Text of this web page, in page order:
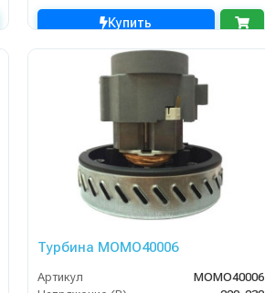
Купить
Турбина MOMO40006
Артикул
MOMO40006